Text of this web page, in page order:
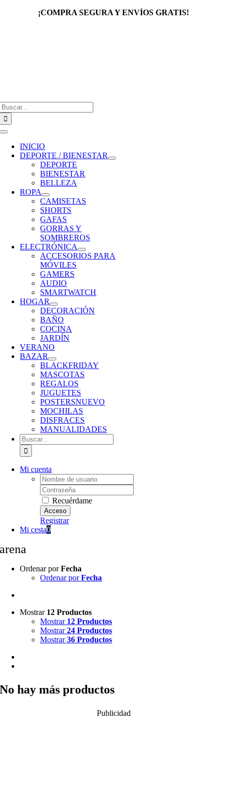
¡COMPRA SEGURA Y ENVÍOS GRATIS!
Toggle
Navigation
INICIO
DEPORTE / BIENESTAR
DEPORTE
BIENESTAR
BELLEZA
ROPA
CAMISETAS
SHORTS
GAFAS
GORRAS Y
SOMBREROS
ELECTRÓNICA
ACCESORIOS PARA
MÓVILES
GAMERS
AUDIO
SMARTWATCH
HOGAR
DECORACIÓN
BAÑO
COCINA
JARDÍN
VERANO
BAZAR
BLACKFRIDAY
MASCOTAS
REGALOS
JUGUETES
POSTERSNUEVO
MOCHILAS
DISFRACES
MANUALIDADES
Buscar:
Mi cuenta
Username:
Password:
Recuérdame
Registrar
Mi cesta0
arena
Ordenar porFecha
Ordenar porFecha
Mostrar 12 Productos
Mostrar 12 Productos
Mostrar24 Productos
Mostrar36 Productos
No hay más productos
Publicidad